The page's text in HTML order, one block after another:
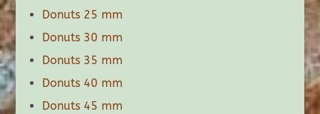
Donuts 25 mm
Donuts 30 mm
Donuts 35 mm
Donuts 40 mm
Donuts 45 mm